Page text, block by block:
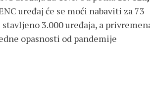
uređaj će se moći nabaviti za 73
3.000 uređaja, a
opasnosti od pandemije